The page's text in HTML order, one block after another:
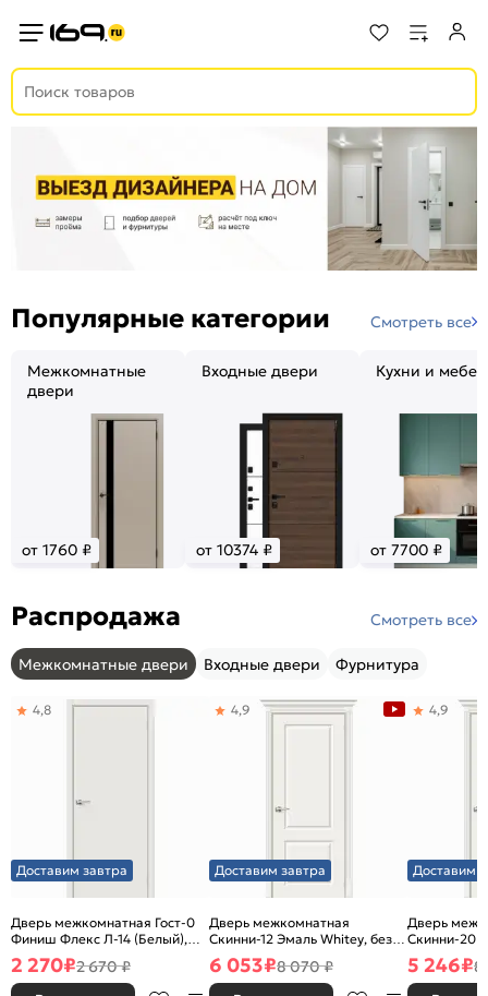
Популярные категории Смотреть все
Межкомнатные
двери
от 1760 ₽
Входные двери
от 10374 ₽
Кухни и
от 7700 ₽
Распродажа Смотреть все
Межкомнатные двери Входные двери Фурнитура
Доставим завтра
Дверь межкомнатная Гост-0
Финиш Флекс Л-14 (Белый),
глухая, каркасно-щитовая
4,8
2 270₽2 670 ₽
Доставим завтра
Дверь межкомнатная
Скинни-12 Эмаль Whitey, без
декора, глухая, без стекла,
без кромки, скиновая
4,9
6 053₽8 070 ₽
Доставим
Дверь
Скинни-20
декора,
без кромки,
4,9
5 246₽8